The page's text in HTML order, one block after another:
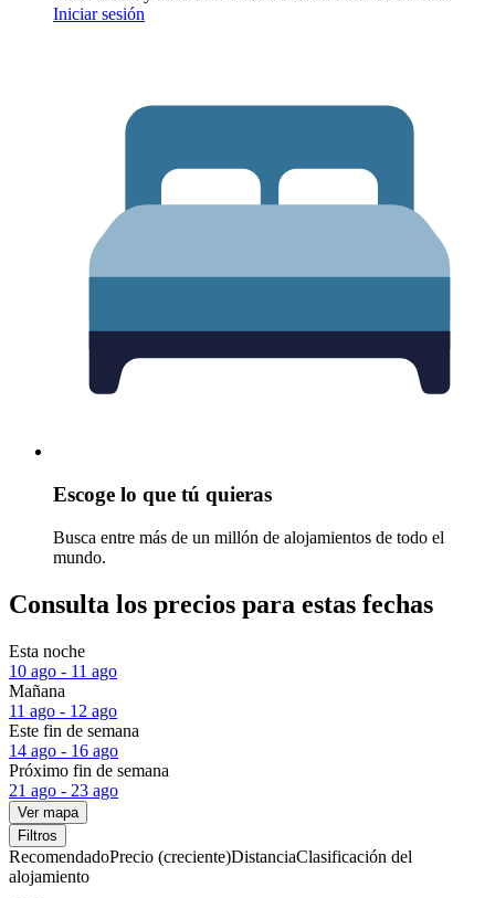
Iniciar sesión
Escoge lo que tú quieras
Busca entre más de un millón de alojamientos de todo el
mundo.
Consulta los precios para estas fechas
Esta noche
10 ago - 11 ago
Mañana
11 ago - 12 ago
Este fin de semana
14 ago - 16 ago
Próximo fin de semana
21 ago - 23 ago
Ver mapa
Filtros
RecomendadoPrecio (creciente)DistanciaClasificación del
alojamiento